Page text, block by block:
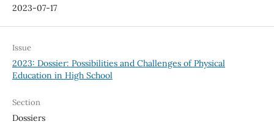
2023-07-17
Issue
2023: Dossier: Possibilities and Challenges of Physical
Education in High School
Section
Dossiers